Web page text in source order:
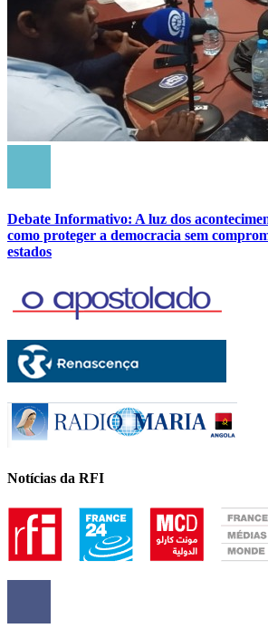
Debate Informativo: A luz dos
como proteger a democracia sem
estados
Notícias da RFI